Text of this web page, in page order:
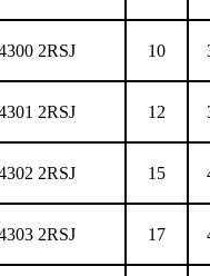
2RSJ 10
2RSJ 12
2RSJ 15
2RSJ 17